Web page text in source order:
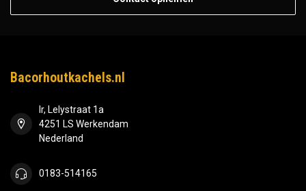
Bacorhoutkachels.nl
Ir, Lelystraat 1a
4251 LS Werkendam
Nederland
0183-514165